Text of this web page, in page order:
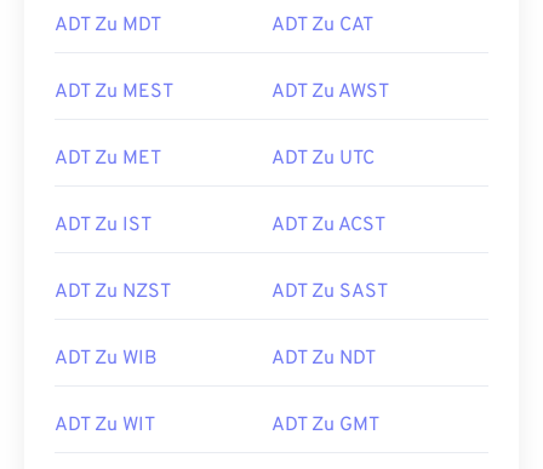
ADT Zu MDT ADT Zu CAT
ADT Zu MEST ADT Zu AWST
ADT Zu MET ADT Zu UTC
ADT Zu IST ADT Zu ACST
ADT Zu NZST ADT Zu SAST
ADT Zu WIB ADT Zu NDT
ADT Zu WIT ADT Zu GMT